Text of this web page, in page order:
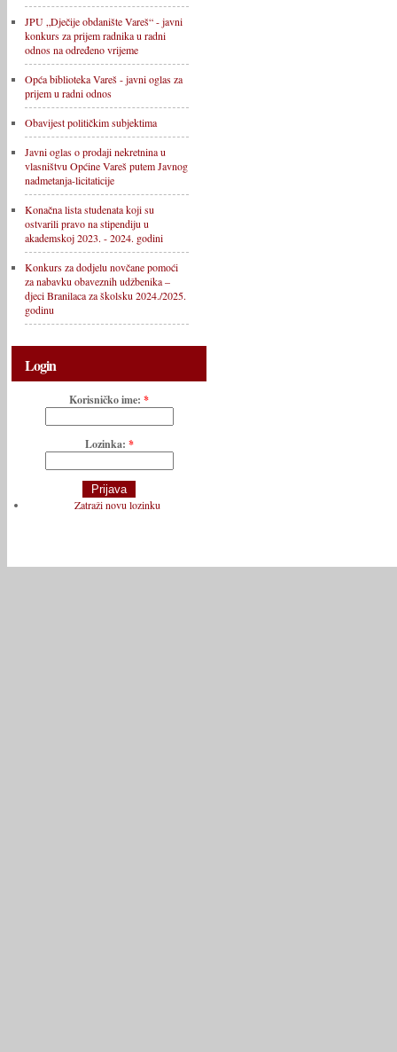
JPU „Dječije obdanište Vareš“ - javni
konkurs za prijem radnika u radni
odnos na određeno vrijeme
Opća biblioteka Vareš - javni oglas za
prijem u radni odnos
Obavijest političkim subjektima
Javni oglas o prodaji nekretnina u
vlasništvu Općine Vareš putem Javnog
nadmetanja-licitaticije
Konačna lista studenata koji su
ostvarili pravo na stipendiju u
akademskoj 2023. - 2024. godini
Konkurs za dodjelu novčane pomoći
za nabavku obaveznih udžbenika –
djeci Branilaca za školsku 2024./2025.
godinu
Login
Korisničko ime: *
Lozinka: *
Zatraži novu lozinku